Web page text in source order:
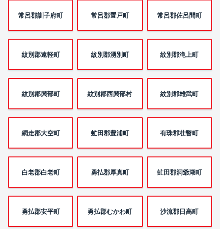
常呂郡訓子府町 常呂郡置戸町 常呂郡佐呂間町
紋別郡遠軽町 紋別郡湧別町 紋別郡滝上町
紋別郡興部町 紋別郡西興部村 紋別郡雄武町
網走郡大空町 虻田郡豊浦町 有珠郡壮瞥町
白老郡白老町 勇払郡厚真町 虻田郡洞爺湖町
勇払郡安平町 勇払郡むかわ町 沙流郡日高町